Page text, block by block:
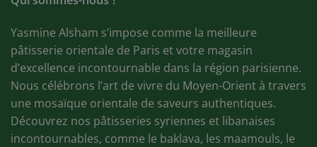
Yasmine Alsham s’impose comme la meilleure
pâtisserie orientale de Paris et votre magasin
d’excellence incontournable dans la région parisienne.
Nous célébrons l’art de vivre du Moyen-Orient à travers
une mosaïque orientale de saveurs authentiques.
Découvrez nos pâtisseries syriennes et libanaises
incontournables, comme le baklava, les maamouls, le